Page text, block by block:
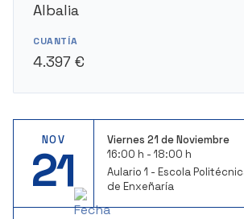
Albalia
CUANTÍA
4.397 €
NOV
21
Viernes 21 de Noviembre
16:00 h - 18:00 h
Aulario 1 - Escola
de Enxeñaría